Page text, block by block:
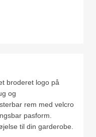
broderet logo på
og
rem med velcro
pasform.
til din garderobe.